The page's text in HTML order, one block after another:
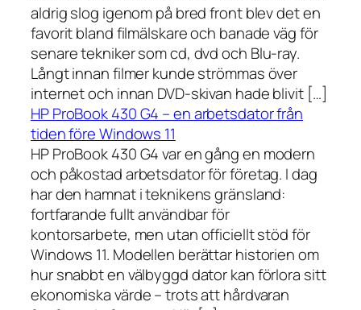
aldrig slog igenom på bred front blev det en
favorit bland filmälskare och banade väg för
senare tekniker som cd, dvd och Blu-ray.
Långt innan filmer kunde strömmas över
internet och innan DVD-skivan hade blivit […]
HP ProBook 430 G4 – en arbetsdator från
tiden före Windows 11
HP ProBook 430 G4 var en gång en modern
och påkostad arbetsdator för företag. I dag
har den hamnat i teknikens gränsland:
fortfarande fullt användbar för
kontorsarbete, men utan officiellt stöd för
Windows 11. Modellen berättar historien om
hur snabbt en välbyggd dator kan förlora sitt
ekonomiska värde – trots att hårdvaran